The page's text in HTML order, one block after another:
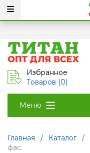
Избранное
Товаров (0)
Меню
Главная / Каталог /
фас.